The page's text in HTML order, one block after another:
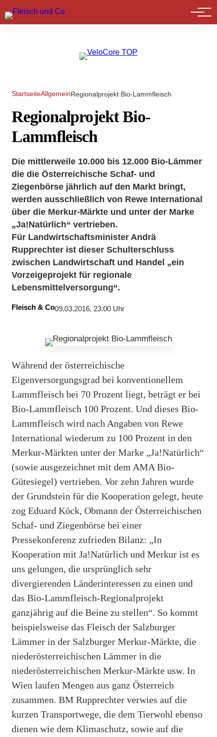
Marktführer
StartseiteAllgemeinRegionalprojekt Bio-Lammfleisch
Regionalprojekt Bio-
Lammfleisch
Die mittlerweile 10.000 bis 12.000 Bio-Lämmer
die die Österreichische Schaf- und
Ziegenbörse jährlich auf den Markt bringt,
werden ausschließlich von Rewe International
über die Merkur-Märkte und unter der Marke
„Ja!Natürlich“ vertrieben.
Für Landwirtschaftsminister Andrä
Rupprechter ist dieser Schulterschluss
zwischen Landwirtschaft und Handel „ein
Vorzeigeprojekt für regionale
Lebensmittelversorgung“.
Fleisch & Co09.03.2016, 23:00 Uhr
Während der österreichische
Eigenversorgungsgrad bei konventionellem
Lammfleisch bei 70 Prozent liegt, beträgt er bei
Bio-Lammfleisch 100 Prozent. Und dieses Bio-
Lammfleisch wird nach Angaben von Rewe
International wiederum zu 100 Prozent in den
Merkur-Märkten unter der Marke „Ja!Natürlich“
(sowie ausgezeichnet mit dem AMA Bio-
Gütesiegel) vertrieben. Vor zehn Jahren wurde
der Grundstein für die Kooperation gelegt, heute
zog Eduard Köck, Obmann der Österreichischen
Schaf- und Ziegenbörse bei einer
Pressekonferenz zufrieden Bilanz: „In
Kooperation mit Ja!Natürlich und Merkur ist es
uns gelungen, die ursprünglich sehr
divergierenden Länderinteressen zu einen und
das Bio-Lammfleisch-Regionalprojekt
ganzjährig auf die Beine zu stellen“. So kommt
beispielsweise das Fleisch der Salzburger
Lämmer in der Salzburger Merkur-Märkte, die
niederösterreichischen Lämmer in die
niederösterreichischen Merkur-Märkte usw. In
Wien laufen Mengen aus ganz Österreich
zusammen. BM Rupprechter verwies auf die
kurzen Transportwege, die dem Tierwohl ebenso
dienen wie dem Klimaschutz, sowie auf die